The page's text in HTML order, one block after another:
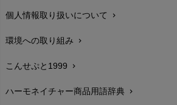
サイズ・寸法chevron_right
生地・素材chevron_right
お手入れについて
レビューを書こうchevron_right
個人情報取り扱いについて chevron_right
環境への取り組み chevron_right
こんせぷと1999 chevron_right
ハーモネイチャー商品用語辞典 chevron_right